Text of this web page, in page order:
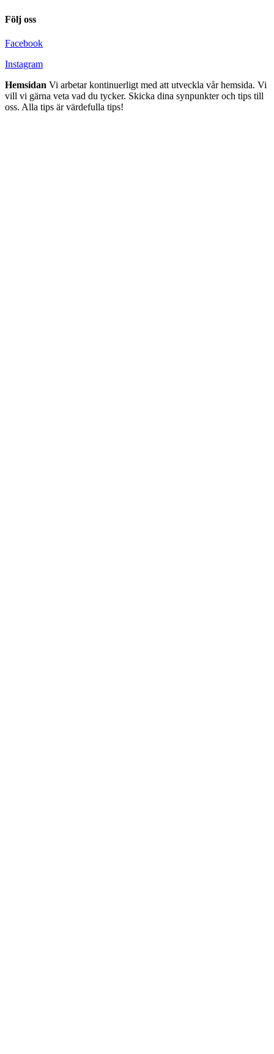
Följ oss
Facebook
Instagram
Hemsidan Vi arbetar kontinuerligt med att utveckla vår hemsida. Vi
vill vi gärna veta vad du tycker. Skicka dina synpunkter och tips till
oss. Alla tips är värdefulla tips!